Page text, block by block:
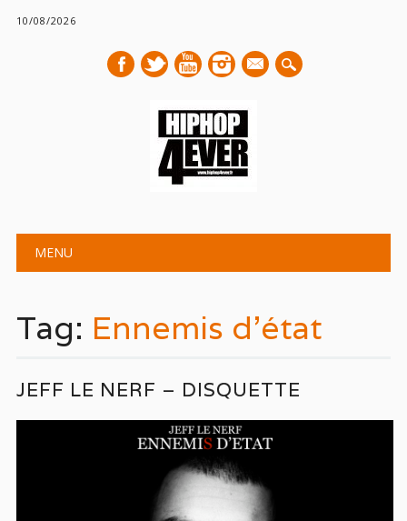
10/08/2026
mail
Main menu
MENU
Tag: Ennemis d’état
JEFF LE NERF – DISQUETTE